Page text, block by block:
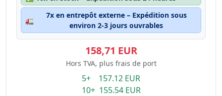
🚛
7x en entrepôt externe – Expédition sous
environ 2-3 jours ouvrables
158,71 EUR
Hors TVA, plus frais de port
5+ 157.12 EUR
10+ 155.54 EUR